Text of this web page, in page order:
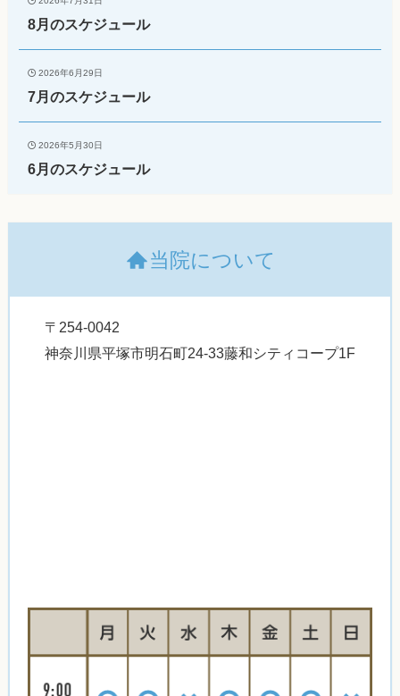
8月のスケジュール
2026年6月29日
7月のスケジュール
2026年5月30日
6月のスケジュール
当院について
〒254-0042
神奈川県平塚市明石町24-33藤和シティコープ1F